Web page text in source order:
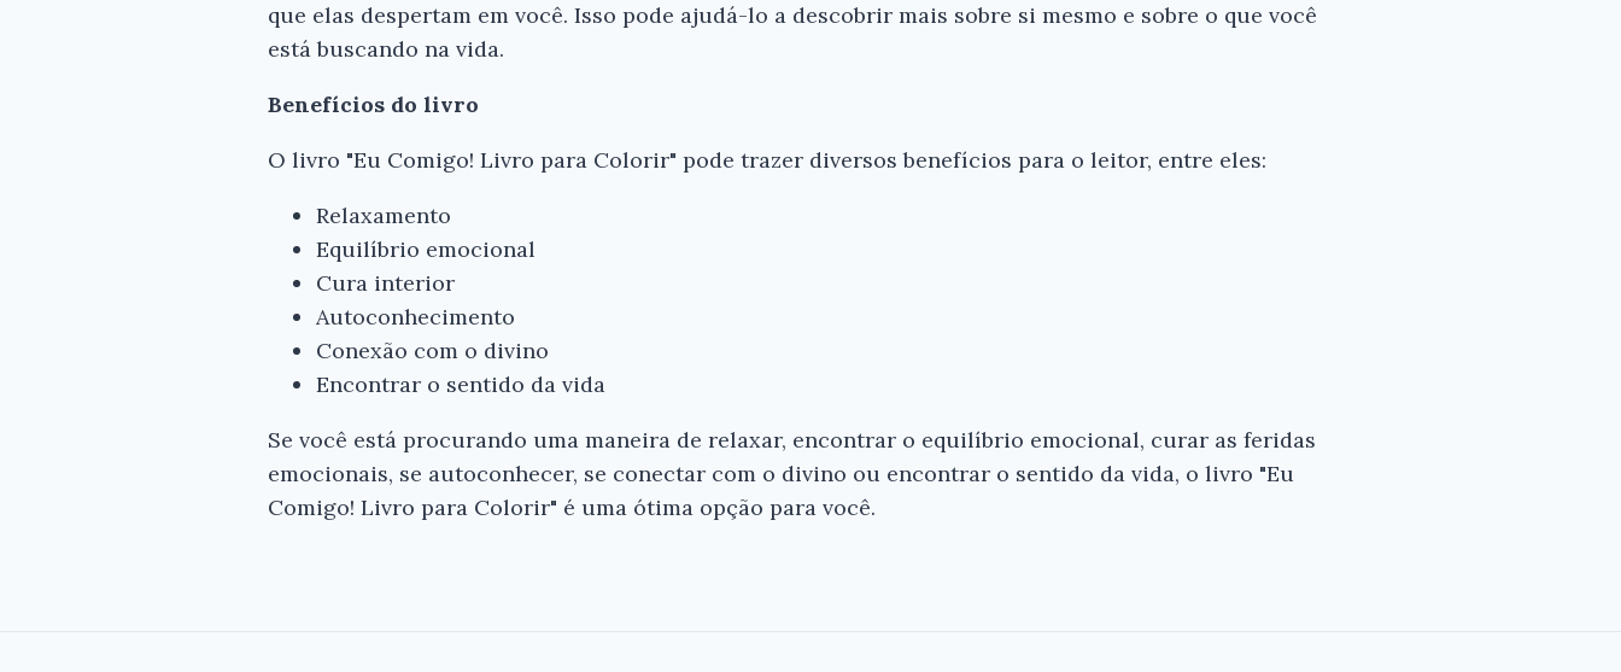
que elas despertam em você. Isso pode ajudá-lo a descobrir mais sobre si mesmo e sobre o que você
está buscando na vida.
Benefícios do livro
O livro "Eu Comigo! Livro para Colorir" pode trazer diversos benefícios para o leitor, entre eles:
Relaxamento
Equilíbrio emocional
Cura interior
Autoconhecimento
Conexão com o divino
Encontrar o sentido da vida
Se você está procurando uma maneira de relaxar, encontrar o equilíbrio emocional, curar as feridas
emocionais, se autoconhecer, se conectar com o divino ou encontrar o sentido da vida, o livro "Eu
Comigo! Livro para Colorir" é uma ótima opção para você.